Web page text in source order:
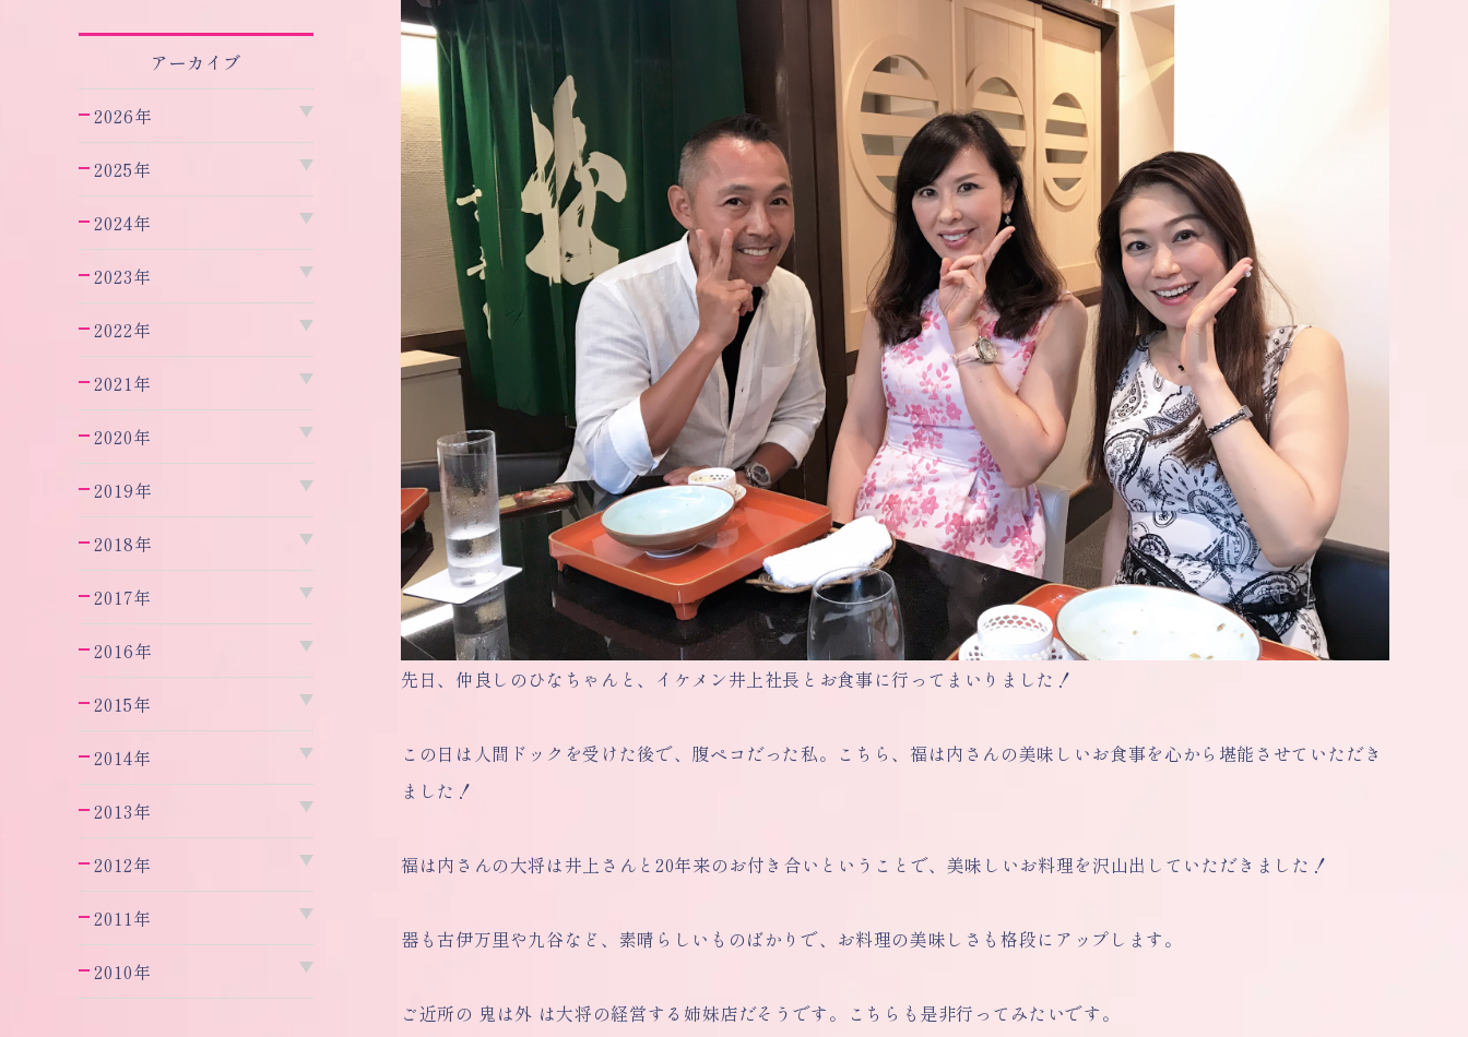
アーカイブ
2026年
2025年
2024年
2023年
2022年
2021年
2020年
2019年
2018年
2017年
2016年
2015年
2014年
2013年
2012年
2011年
2010年
先日、仲良しのひなちゃんと、イケメン井上社長とお食事に行ってまいりました！
この日は人間ドックを受けた後で、腹ペコだった私。こちら、福は内さんの美味しいお食事を心から堪能させていただき
ました！
福は内さんの大将は井上さんと20年来のお付き合いということで、美味しいお料理を沢山出していただきました！
器も古伊万里や九谷など、素晴らしいものばかりで、お料理の美味しさも格段にアップします。
ご近所の 鬼は外 は大将の経営する姉妹店だそうです。こちらも是非行ってみたいです。